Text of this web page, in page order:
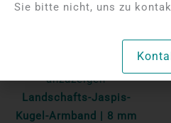
Bitte melden Sie sich
anzuzeigen
Landschafts-Jaspis-
Kugel-Armband | 8 mm
Sie bitte nicht, uns zu